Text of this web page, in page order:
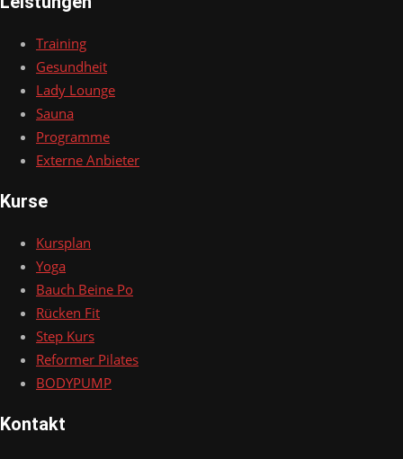
Training
Gesundheit
Lady Lounge
Sauna
Programme
Externe Anbieter
Kurse
Kursplan
Yoga
Bauch Beine Po
Rücken Fit
Step Kurs
Reformer Pilates
BODYPUMP
Kontakt